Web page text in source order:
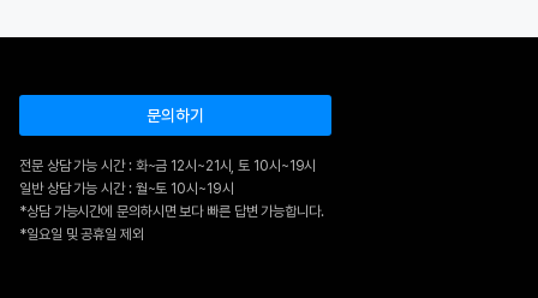
문의하기
전문 상담 가능 시간 : 화~금 12시~21시, 토 10시~19시
일반 상담 가능 시간 : 월~토 10시~19시
*상담 가능시간에 문의하시면 보다 빠른 답변 가능합니다.
*일요일 및 공휴일 제외